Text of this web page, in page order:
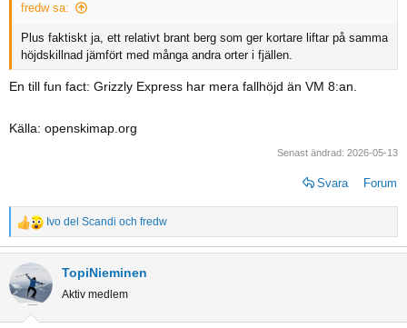
fredw sa:
Plus faktiskt ja, ett relativt brant berg som ger kortare liftar på samma
höjdskillnad jämfört med många andra orter i fjällen.
En till fun fact: Grizzly Express har mera fallhöjd än VM 8:an.
Källa: openskimap.org
Senast ändrad: 2026-05-13
Svara Forum
R
e
a
c
t
i
Ivo del Scandi och fredw
TopiNieminen
Aktiv medlem